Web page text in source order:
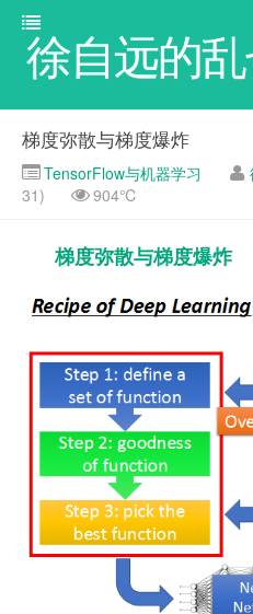
徐自远的
梯度弥散与梯度爆炸
TensorFlow与机器学习
31)
904℃
梯度弥散与梯度爆炸